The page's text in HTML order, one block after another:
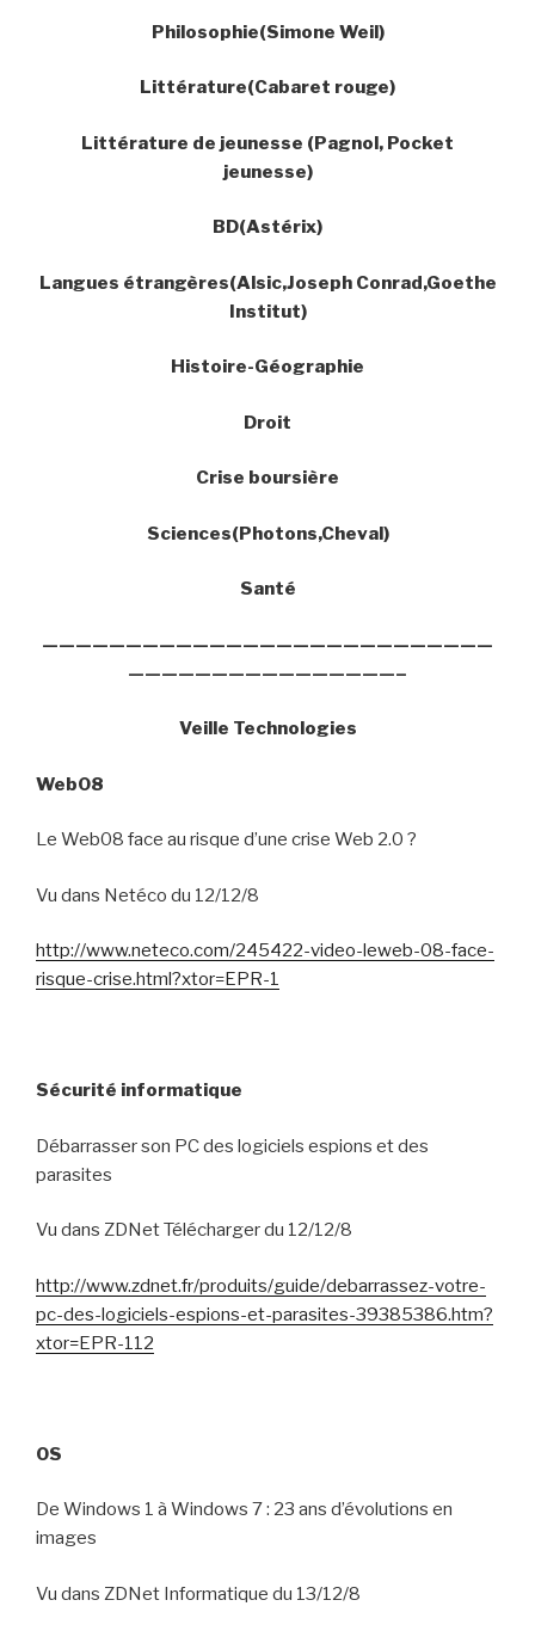
Philosophie(Simone Weil)
Littérature(Cabaret rouge)
Littérature de jeunesse (Pagnol, Pocket
jeunesse)
BD(Astérix)
Langues étrangères(Alsic,Joseph Conrad,Goethe
Institut)
Histoire-Géographie
Droit
Crise boursière
Sciences(Photons,Cheval)
Santé
———————————————————————————
————————————————–
Veille Technologies
Web08
Le Web08 face au risque d’une crise Web 2.0 ?
Vu dans Netéco du 12/12/8
http://www.neteco.com/245422-video-leweb-08-face-
risque-crise.html?xtor=EPR-1
Sécurité informatique
Débarrasser son PC des logiciels espions et des
parasites
Vu dans ZDNet Télécharger du 12/12/8
http://www.zdnet.fr/produits/guide/debarrassez-votre-
pc-des-logiciels-espions-et-parasites-39385386.htm?
xtor=EPR-112
OS
De Windows 1 à Windows 7 : 23 ans d’évolutions en
images
Vu dans ZDNet Informatique du 13/12/8